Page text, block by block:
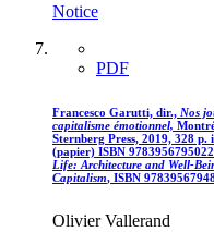
Notice
PDF
Francesco Garutti, dir., Nos
capitalisme émotionnel,
Sternberg Press, 2019, 328
(papier) ISBN 9783956795022
Life: Architecture and Well-
Capitalism, ISBN
Olivier Vallerand